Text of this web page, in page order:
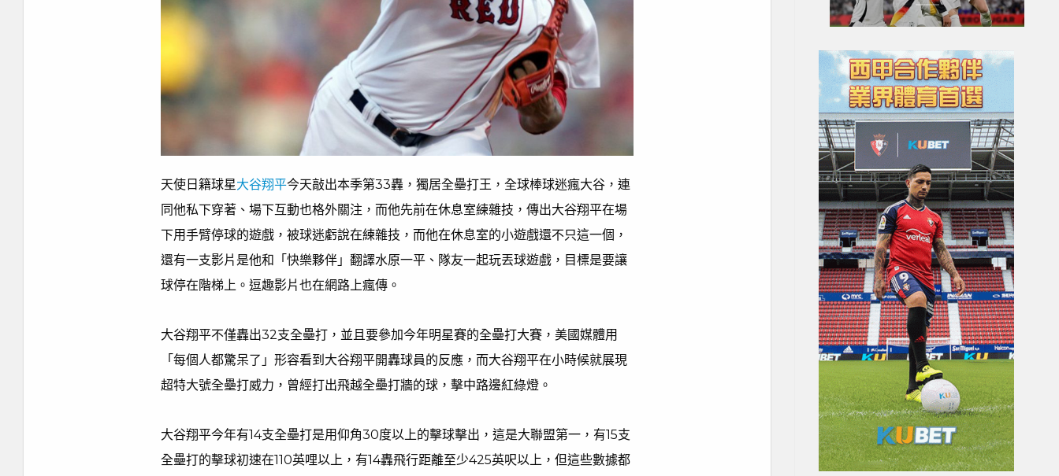
天使日籍球星大谷翔平今天敲出本季第33轟，獨居全壘打王，全球棒球迷瘋大谷，連
同他私下穿著、場下互動也格外關注，而他先前在休息室練雜技，傳出大谷翔平在場
下用手臂停球的遊戲，被球迷虧說在練雜技，而他在休息室的小遊戲還不只這一個，
還有一支影片是他和「快樂夥伴」翻譯水原一平、隊友一起玩丟球遊戲，目標是要讓
球停在階梯上。逗趣影片也在網路上瘋傳。
大谷翔平不僅轟出32支全壘打，並且要參加今年明星賽的全壘打大賽，美國媒體用
「每個人都驚呆了」形容看到大谷翔平開轟球員的反應，而大谷翔平在小時候就展現
超特大號全壘打威力，曾經打出飛越全壘打牆的球，擊中路邊紅綠燈。
大谷翔平今年有14支全壘打是用仰角30度以上的擊球擊出，這是大聯盟第一，有15支
全壘打的擊球初速在110英哩以上，有14轟飛行距離至少425英呎以上，但這些數據都